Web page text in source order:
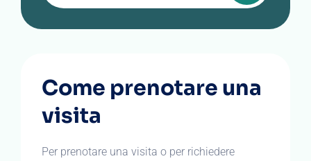
Come prenotare una
visita
Per prenotare una visita o per richiedere